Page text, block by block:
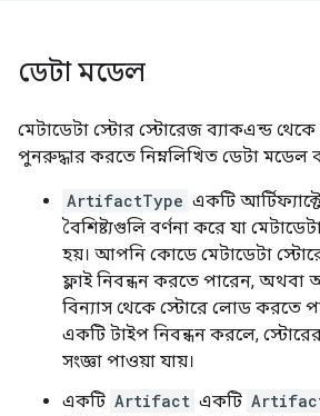
ডেটা মডেল
মেটাডেটা স্টোর স্টোরেজ ব্যাকএন্ড থেকে
পুনরুদ্ধার করতে নিম্নলিখিত ডেটা মডেল
ArtifactType একটি
বৈশিষ্ট্যগুলি বর্ণনা করে যা
হয়। আপনি কোডে মেটাডেটা
ফ্লাই নিবন্ধন করতে পারেন,
বিন্যাস থেকে স্টোরে লোড করতে
একটি টাইপ নিবন্ধন করলে,
সংজ্ঞা পাওয়া যায়।
একটি Artifact একটি